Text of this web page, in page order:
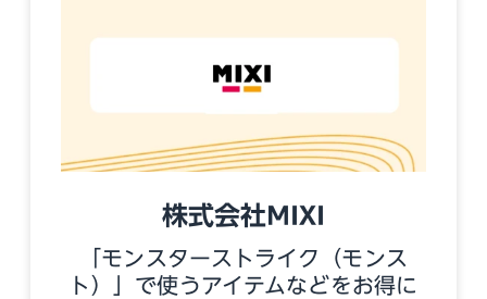
株式会社MIXI
「モンスターストライク（モンス
ト）」で使うアイテムなどをお得に